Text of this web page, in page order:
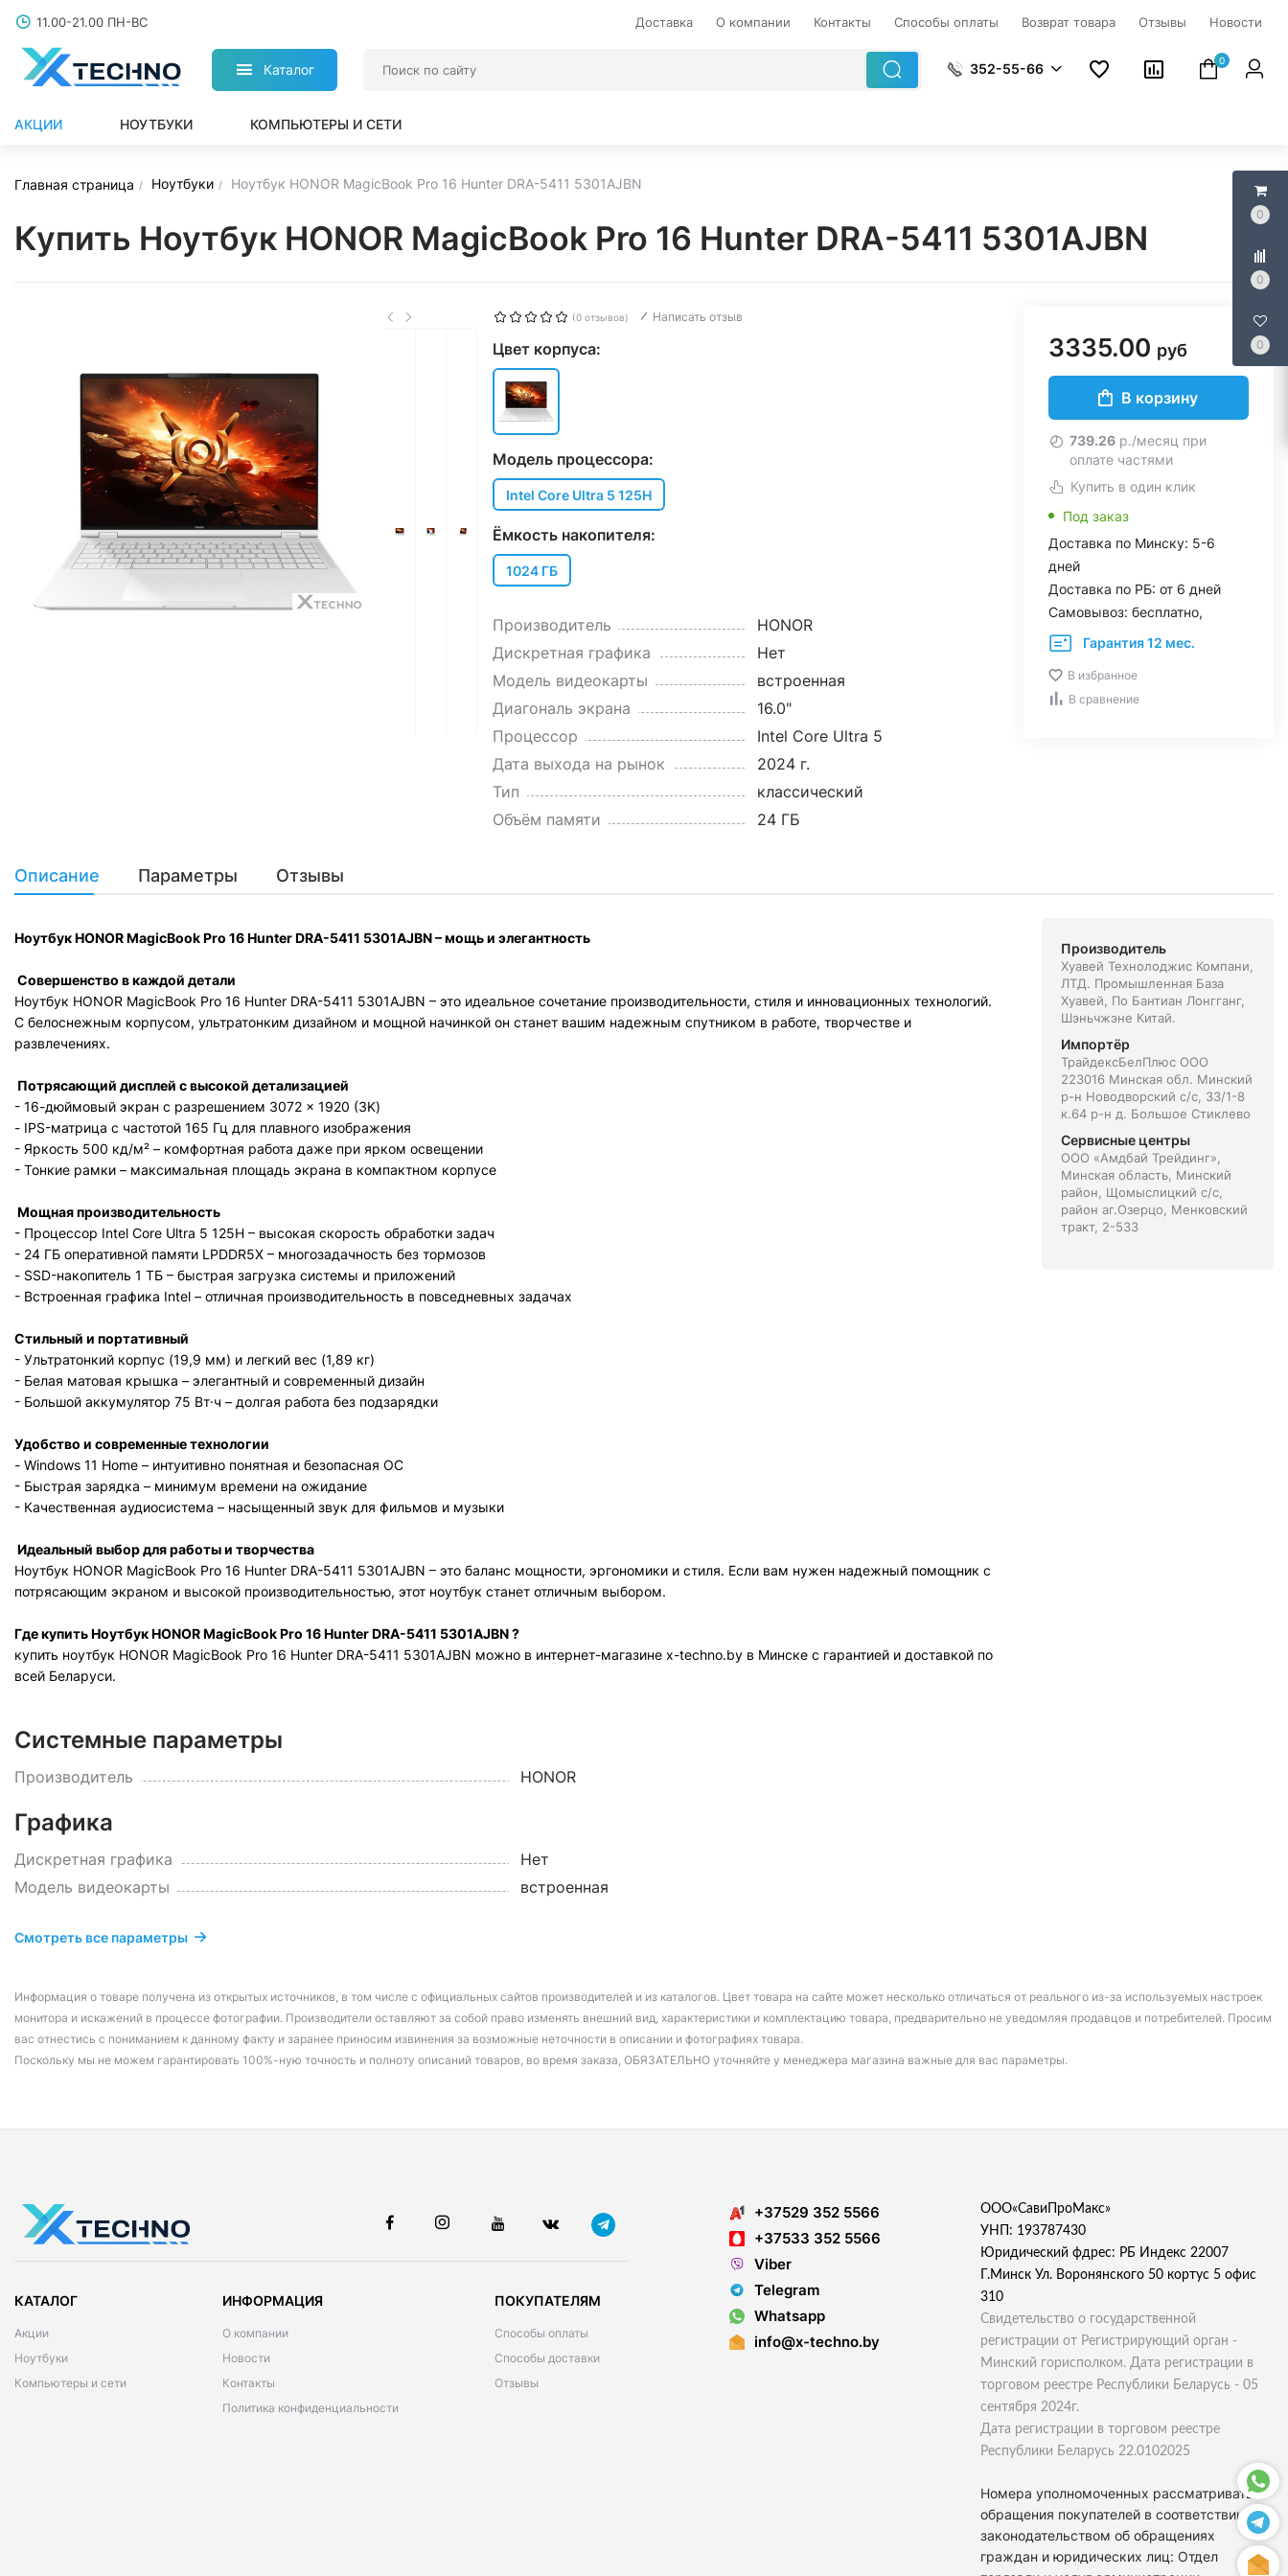
0
0
0
11.00-21.00 ПН-ВС Доставка О компании Контакты Способы оплаты Возврат товара Отзывы Новости
Каталог 352-55-66
0
АКЦИИ НОУТБУКИ КОМПЬЮТЕРЫ И СЕТИ
Главная страница Ноутбуки Ноутбук HONOR MagicBook Pro 16 Hunter DRA-5411 5301AJBN
Купить Ноутбук HONOR MagicBook Pro 16 Hunter DRA-5411 5301AJBN
(0 отзывов) Написать отзыв
Цвет корпуса:
Модель процессора:
Intel Core Ultra 5 125H
Ёмкость накопителя:
1024 ГБ
Производитель
HONOR
Дискретная графика
Нет
Модель видеокарты
встроенная
Диагональ экрана
16.0"
Процессор
Intel Core Ultra 5
Дата выхода на рынок
2024 г.
Тип
классический
Объём памяти
24 ГБ
3335.00 руб
В корзину
739.26р./месяц при
оплате частями
Купить в один клик
Под заказ
Доставка по Минску: 5-6
дней
Доставка по РБ: от 6 дней
Самовывоз: бесплатно,
Гарантия 12 мес.
В избранное
В сравнение
Описание Параметры Отзывы
НоутбукHONOR MagicBook Pro 16 Hunter DRA-5411 5301AJBN– мощь и элегантность
Совершенство в каждой детали
Ноутбук HONOR MagicBook Pro 16 Hunter DRA-5411 5301AJBN – это идеальное сочетание производительности, стиля и инновационных технологий.
С белоснежным корпусом, ультратонким дизайном и мощной начинкой он станет вашим надежным спутником в работе, творчестве и
развлечениях.
Потрясающий дисплей с высокой детализацией
- 16-дюймовый экран с разрешением 3072 × 1920 (3K)
- IPS-матрица с частотой 165 Гц для плавного изображения
- Яркость 500 кд/м² – комфортная работа даже при ярком освещении
- Тонкие рамки – максимальная площадь экрана в компактном корпусе
Мощная производительность
- Процессор Intel Core Ultra 5 125H – высокая скорость обработки задач
- 24 ГБ оперативной памяти LPDDR5X – многозадачность без тормозов
- SSD-накопитель 1 ТБ – быстрая загрузка системы и приложений
- Встроенная графика Intel – отличная производительность в повседневных задачах
Стильный и портативный
- Ультратонкий корпус (19,9 мм) и легкий вес (1,89 кг)
- Белая матовая крышка – элегантный и современный дизайн
- Большой аккумулятор 75 Вт·ч – долгая работа без подзарядки
Удобство и современные технологии
- Windows 11 Home – интуитивно понятная и безопасная ОС
- Быстрая зарядка – минимум времени на ожидание
- Качественная аудиосистема – насыщенный звук для фильмов и музыки
Идеальный выбор для работы и творчества
Ноутбук HONOR MagicBook Pro 16 Hunter DRA-5411 5301AJBN – это баланс мощности, эргономики и стиля. Если вам нужен надежный помощник с
потрясающим экраном и высокой производительностью, этот ноутбук станет отличным выбором.
Где купитьНоутбук HONOR MagicBook Pro 16 Hunter DRA-5411 5301AJBN?
купить ноутбук HONOR MagicBook Pro 16 Hunter DRA-5411 5301AJBN можно в интернет-магазине x-techno.by в Минске с гарантией и доставкой по
всей Беларуси.
Системные параметры
Производитель HONOR
Графика
Дискретная графика
Нет
Модель видеокарты
встроенная
Смотреть все параметры
Производитель
Хуавей Технолоджис Компани,
ЛТД. Промышленная База
Хуавей, По Бантиан Лонгганг,
Шэньчжэне Китай.
Импортёр
ТрайдексБелПлюс ООО
223016 Минская обл. Минский
р-н Новодворский с/с, 33/1-8
к.64 р-н д. Большое Стиклево
Сервисные центры
ООО «Амдбай Трейдинг»,
Минская область, Минский
район, Щомыслицкий с/с,
район аг.Озерцо, Менковский
тракт, 2-533
Информация о товаре получена из открытых источников, в том числе с официальных сайтов производителей и из каталогов. Цвет товара на сайте может несколько отличаться от реального из-за используемых настроек
монитора и искажений в процессе фотографии. Производители оставляют за собой право изменять внешний вид, характеристики и комплектацию товара, предварительно не уведомляя продавцов и потребителей. Просим
вас отнестись с пониманием к данному факту и заранее приносим извинения за возможные неточности в описании и фотографиях товара.
Поскольку мы не можем гарантировать 100%-ную точность и полноту описаний товаров, во время заказа, ОБЯЗАТЕЛЬНО уточняйте у менеджера магазина важные для вас параметры.
КАТАЛОГ
Акции
Ноутбуки
Компьютеры и сети
ИНФОРМАЦИЯ
О компании
Новости
Контакты
Политика конфиденциальности
ПОКУПАТЕЛЯМ
Способы оплаты
Способы доставки
Отзывы
+37529 352 5566
+37533 352 5566
Viber
Telegram
Whatsapp
info@x-techno.by
ООО«СавиПроМакс»
УНП: 193787430
Юридический фдрес: РБ Индекс 22007
Г.Минск Ул. Воронянского 50 кортус 5 офис
310
Свидетельство о государственной
регистрации от Регистрирующий орган -
Минский горисполком. Дата регистрации в
торговом реестре Республики Беларусь - 05
сентября 2024г.
Дата регистрации в торговом реестре
Республики Беларусь 22.0102025
Номера уполномоченных рассматривать
обращения покупателей в соответствии с
законодательством об обращениях
граждан и юридических лиц: Отдел